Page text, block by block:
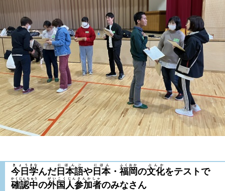
今日
きょう
学
まな
んだ日本語
にほんご
や日本
にほん
・ 福岡
ふくおか
の文化
ぶんか
をテストで
確認中
かくにんちゅう
の外国人参加者
がいこくじんさんかしゃ
のみなさん